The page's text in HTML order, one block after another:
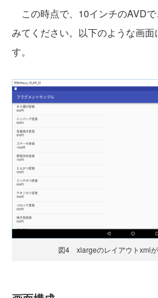
この時点で、10インチのAVD
みてください。以下のような画面
す。
図4 xlargeのレイアウトxml